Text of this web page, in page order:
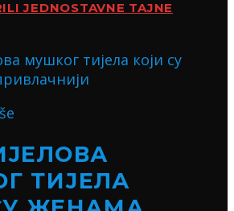
JEDNOSTAVNE TAJNE
ТИЈЕЛА